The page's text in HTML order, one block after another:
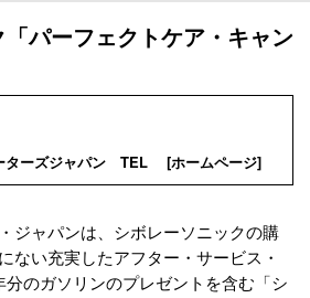
パーフェクトケア・キャン
ターズジャパン TEL [ホームページ]
ジャパンは、シボレーソニックの購
ない充実したアフター・サービス・
のガソリンのプレゼントを含む「シ